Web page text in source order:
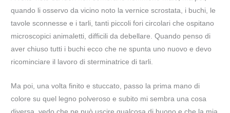
quando li osservo da vicino noto la vernice scrostata, i buchi, le
tavole sconnesse e i tarli, tanti piccoli fori circolari che ospitano
microscopici animaletti, difficili da debellare. Quando penso di
aver chiuso tutti i buchi ecco che ne spunta uno nuovo e devo
ricominciare il lavoro di sterminatrice di tarli.
Ma poi, una volta finito e stuccato, passo la prima mano di
colore su quel legno polveroso e subito mi sembra una cosa